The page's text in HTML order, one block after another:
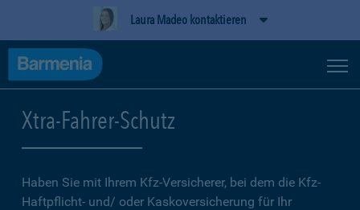
Laura Madeo kontaktieren
Xtra-Fahrer-Schutz
Haben Sie mit Ihrem Kfz-Versicherer, bei dem die Kfz-
Haftpflicht- und/ oder Kaskoversicherung für Ihr